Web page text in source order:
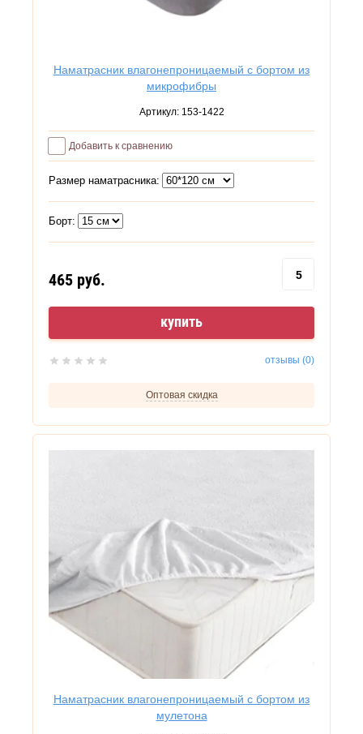
Наматрасник влагонепроницаемый с бортом из
микрофибры
Артикул:153-1422
Добавить к сравнению
Размер наматрасника:
Борт:
465 руб.
купить
Оптовая скидка
отзывы (0)
Наматрасник влагонепроницаемый с бортом из
мулетона